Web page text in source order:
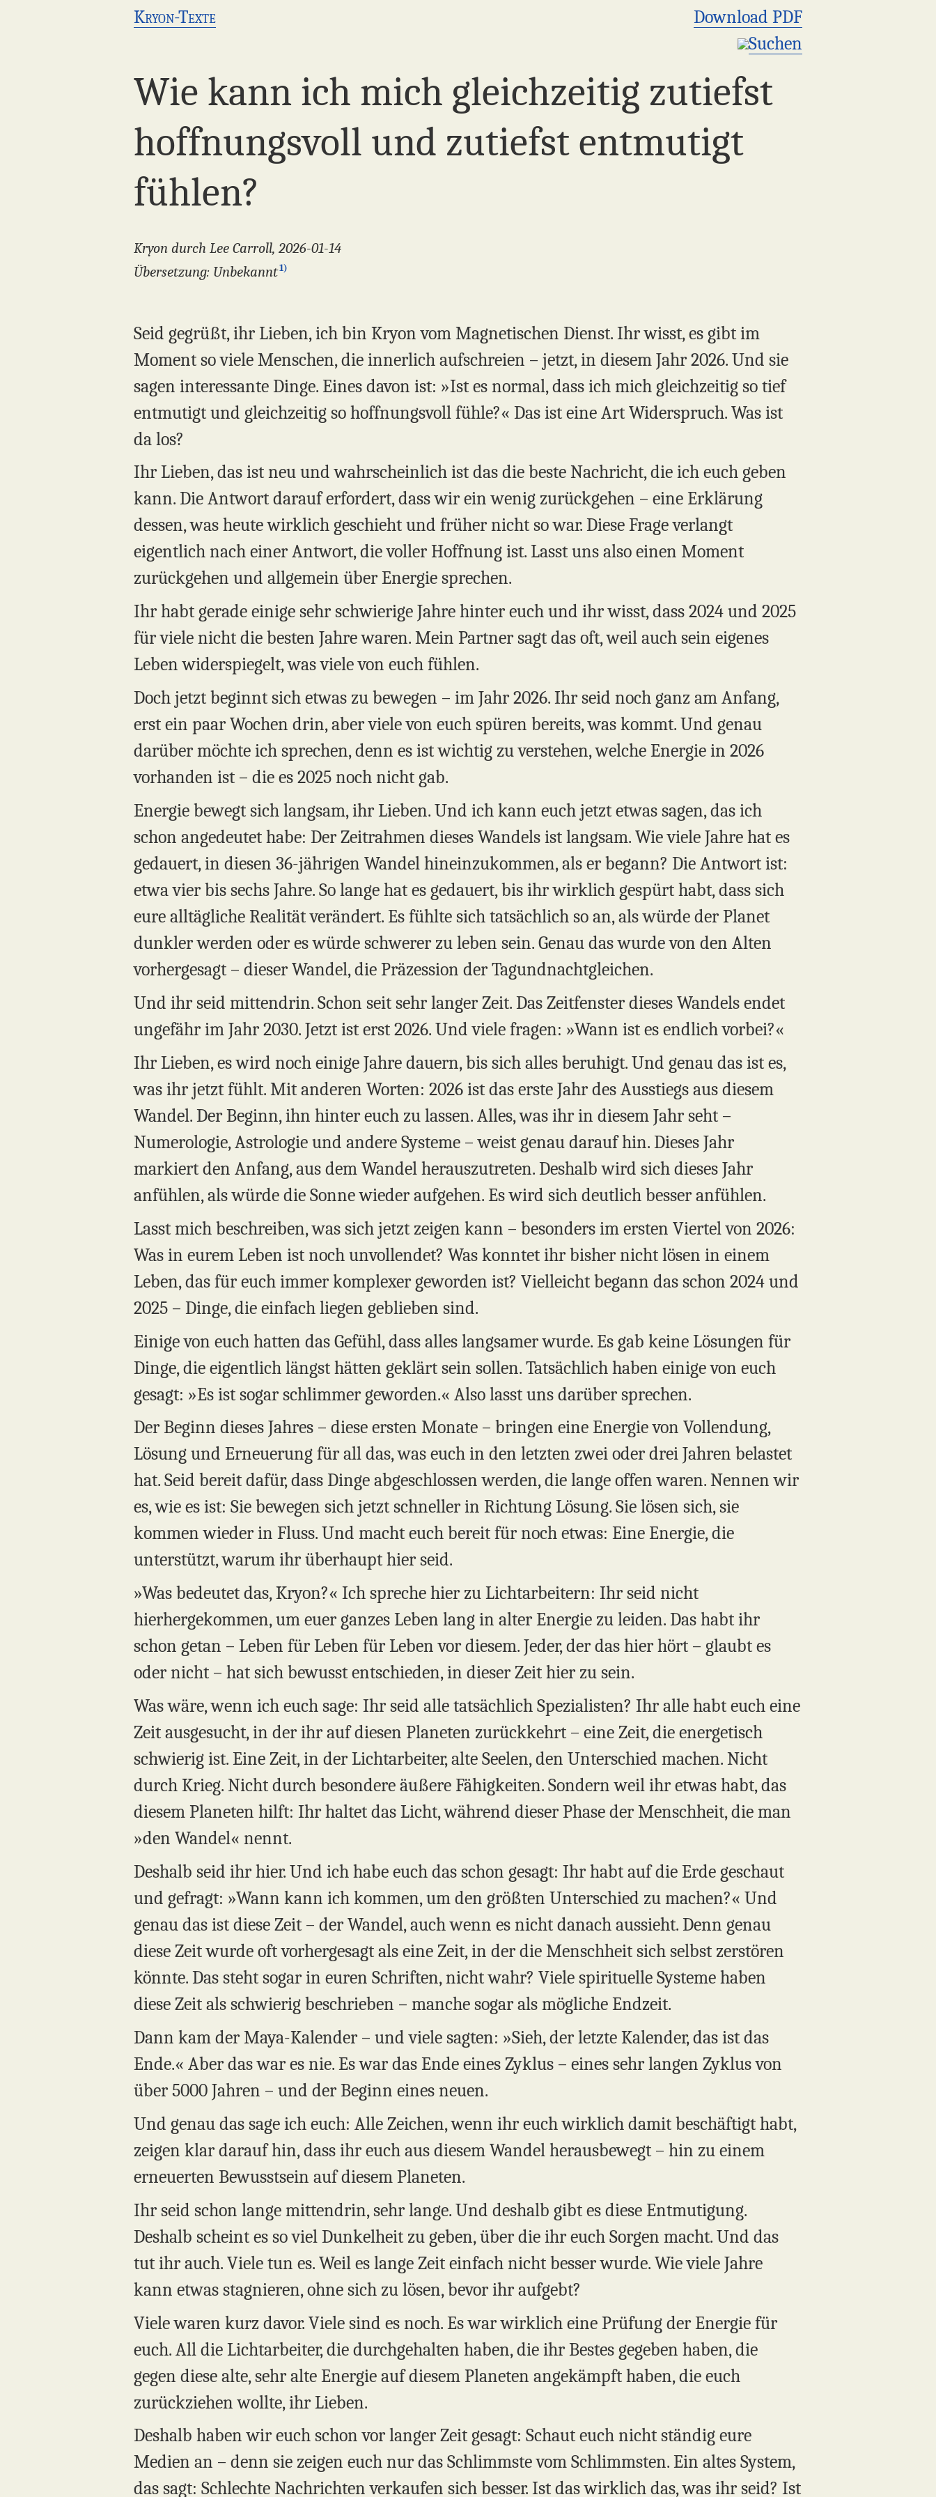
Kryon-Texte
Download PDF
Suchen
Wie kann ich mich gleichzeitig zutiefst
hoffnungsvoll und zutiefst entmutigt
fühlen?
Kryon durch Lee Carroll, 2026-01-14
Übersetzung: Unbekannt1)
Seid gegrüßt, ihr Lieben, ich bin Kryon vom Magnetischen Dienst. Ihr wisst, es gibt im
Moment so viele Menschen, die innerlich aufschreien – jetzt, in diesem Jahr 2026. Und sie
sagen interessante Dinge. Eines davon ist: »Ist es normal, dass ich mich gleichzeitig so tief
entmutigt und gleichzeitig so hoffnungsvoll fühle?« Das ist eine Art Widerspruch. Was ist
da los?
Ihr Lieben, das ist neu und wahrscheinlich ist das die beste Nachricht, die ich euch geben
kann. Die Antwort darauf erfordert, dass wir ein wenig zurückgehen – eine Erklärung
dessen, was heute wirklich geschieht und früher nicht so war. Diese Frage verlangt
eigentlich nach einer Antwort, die voller Hoffnung ist. Lasst uns also einen Moment
zurückgehen und allgemein über Energie sprechen.
Ihr habt gerade einige sehr schwierige Jahre hinter euch und ihr wisst, dass 2024 und 2025
für viele nicht die besten Jahre waren. Mein Partner sagt das oft, weil auch sein eigenes
Leben widerspiegelt, was viele von euch fühlen.
Doch jetzt beginnt sich etwas zu bewegen – im Jahr 2026. Ihr seid noch ganz am Anfang,
erst ein paar Wochen drin, aber viele von euch spüren bereits, was kommt. Und genau
darüber möchte ich sprechen, denn es ist wichtig zu verstehen, welche Energie in 2026
vorhanden ist – die es 2025 noch nicht gab.
Energie bewegt sich langsam, ihr Lieben. Und ich kann euch jetzt etwas sagen, das ich
schon angedeutet habe: Der Zeitrahmen dieses Wandels ist langsam. Wie viele Jahre hat es
gedauert, in diesen 36-jährigen Wandel hineinzukommen, als er begann? Die Antwort ist:
etwa vier bis sechs Jahre. So lange hat es gedauert, bis ihr wirklich gespürt habt, dass sich
eure alltägliche Realität verändert. Es fühlte sich tatsächlich so an, als würde der Planet
dunkler werden oder es würde schwerer zu leben sein. Genau das wurde von den Alten
vorhergesagt – dieser Wandel, die Präzession der Tagundnachtgleichen.
Und ihr seid mittendrin. Schon seit sehr langer Zeit. Das Zeitfenster dieses Wandels endet
ungefähr im Jahr 2030. Jetzt ist erst 2026. Und viele fragen: »Wann ist es endlich vorbei?«
Ihr Lieben, es wird noch einige Jahre dauern, bis sich alles beruhigt. Und genau das ist es,
was ihr jetzt fühlt. Mit anderen Worten: 2026 ist das erste Jahr des Ausstiegs aus diesem
Wandel. Der Beginn, ihn hinter euch zu lassen. Alles, was ihr in diesem Jahr seht –
Numerologie, Astrologie und andere Systeme – weist genau darauf hin. Dieses Jahr
markiert den Anfang, aus dem Wandel herauszutreten. Deshalb wird sich dieses Jahr
anfühlen, als würde die Sonne wieder aufgehen. Es wird sich deutlich besser anfühlen.
Lasst mich beschreiben, was sich jetzt zeigen kann – besonders im ersten Viertel von 2026:
Was in eurem Leben ist noch unvollendet? Was konntet ihr bisher nicht lösen in einem
Leben, das für euch immer komplexer geworden ist? Vielleicht begann das schon 2024 und
2025 – Dinge, die einfach liegen geblieben sind.
Einige von euch hatten das Gefühl, dass alles langsamer wurde. Es gab keine Lösungen für
Dinge, die eigentlich längst hätten geklärt sein sollen. Tatsächlich haben einige von euch
gesagt: »Es ist sogar schlimmer geworden.« Also lasst uns darüber sprechen.
Der Beginn dieses Jahres – diese ersten Monate – bringen eine Energie von Vollendung,
Lösung und Erneuerung für all das, was euch in den letzten zwei oder drei Jahren belastet
hat. Seid bereit dafür, dass Dinge abgeschlossen werden, die lange offen waren. Nennen wir
es, wie es ist: Sie bewegen sich jetzt schneller in Richtung Lösung. Sie lösen sich, sie
kommen wieder in Fluss. Und macht euch bereit für noch etwas: Eine Energie, die
unterstützt, warum ihr überhaupt hier seid.
»Was bedeutet das, Kryon?« Ich spreche hier zu Lichtarbeitern: Ihr seid nicht
hierhergekommen, um euer ganzes Leben lang in alter Energie zu leiden. Das habt ihr
schon getan – Leben für Leben für Leben vor diesem. Jeder, der das hier hört – glaubt es
oder nicht – hat sich bewusst entschieden, in dieser Zeit hier zu sein.
Was wäre, wenn ich euch sage: Ihr seid alle tatsächlich Spezialisten? Ihr alle habt euch eine
Zeit ausgesucht, in der ihr auf diesen Planeten zurückkehrt – eine Zeit, die energetisch
schwierig ist. Eine Zeit, in der Lichtarbeiter, alte Seelen, den Unterschied machen. Nicht
durch Krieg. Nicht durch besondere äußere Fähigkeiten. Sondern weil ihr etwas habt, das
diesem Planeten hilft: Ihr haltet das Licht, während dieser Phase der Menschheit, die man
»den Wandel« nennt.
Deshalb seid ihr hier. Und ich habe euch das schon gesagt: Ihr habt auf die Erde geschaut
und gefragt: »Wann kann ich kommen, um den größten Unterschied zu machen?« Und
genau das ist diese Zeit – der Wandel, auch wenn es nicht danach aussieht. Denn genau
diese Zeit wurde oft vorhergesagt als eine Zeit, in der die Menschheit sich selbst zerstören
könnte. Das steht sogar in euren Schriften, nicht wahr? Viele spirituelle Systeme haben
diese Zeit als schwierig beschrieben – manche sogar als mögliche Endzeit.
Dann kam der Maya-Kalender – und viele sagten: »Sieh, der letzte Kalender, das ist das
Ende.« Aber das war es nie. Es war das Ende eines Zyklus – eines sehr langen Zyklus von
über 5000 Jahren – und der Beginn eines neuen.
Und genau das sage ich euch: Alle Zeichen, wenn ihr euch wirklich damit beschäftigt habt,
zeigen klar darauf hin, dass ihr euch aus diesem Wandel herausbewegt – hin zu einem
erneuerten Bewusstsein auf diesem Planeten.
Ihr seid schon lange mittendrin, sehr lange. Und deshalb gibt es diese Entmutigung.
Deshalb scheint es so viel Dunkelheit zu geben, über die ihr euch Sorgen macht. Und das
tut ihr auch. Viele tun es. Weil es lange Zeit einfach nicht besser wurde. Wie viele Jahre
kann etwas stagnieren, ohne sich zu lösen, bevor ihr aufgebt?
Viele waren kurz davor. Viele sind es noch. Es war wirklich eine Prüfung der Energie für
euch. All die Lichtarbeiter, die durchgehalten haben, die ihr Bestes gegeben haben, die
gegen diese alte, sehr alte Energie auf diesem Planeten angekämpft haben, die euch
zurückziehen wollte, ihr Lieben.
Deshalb haben wir euch schon vor langer Zeit gesagt: Schaut euch nicht ständig eure
Medien an – denn sie zeigen euch nur das Schlimmste vom Schlimmsten. Ein altes System,
das sagt: Schlechte Nachrichten verkaufen sich besser. Ist das wirklich das, was ihr seid? Ist